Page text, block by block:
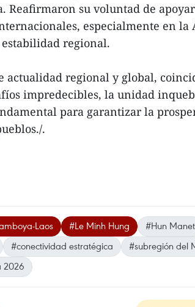
Reafirmaron su voluntad de
especialmente en la
regional.
actualidad regional y global,
impredecibles, la unidad
para garantizar la
.
Laos #Le Minh Hung
#Hun Manet
#conectividad estratégica
#subregión del
2026